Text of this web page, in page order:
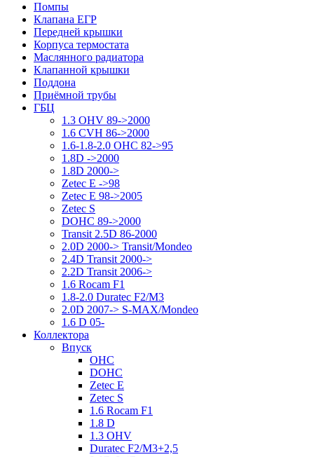
Помпы
Клапана ЕГР
Передней крышки
Корпуса термостата
Маслянного радиатора
Клапанной крышки
Поддона
Приёмной трубы
ГБЦ
1.3 OHV 89->2000
1.6 CVH 86->2000
1.6-1.8-2.0 OHC 82->95
1.8D ->2000
1.8D 2000->
Zetec E ->98
Zetec E 98->2005
Zetec S
DOHC 89->2000
Transit 2.5D 86-2000
2.0D 2000-> Transit/Mondeo
2.4D Transit 2000->
2.2D Transit 2006->
1.6 Rocam F1
1.8-2.0 Duratec F2/M3
2.0D 2007-> S-MAX/Mondeo
1.6 D 05-
Коллектора
Впуск
OHC
DOHC
Zetec E
Zetec S
1.6 Rocam F1
1.8 D
1.3 OHV
Duratec F2/M3+2,5